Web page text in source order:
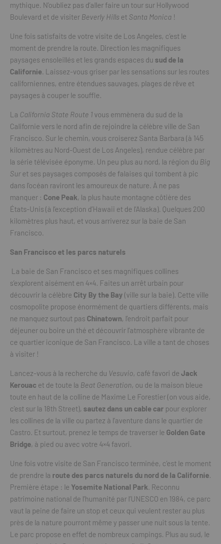
mythique. N’oubliez pas d’aller faire un tour sur Hollywood
Boulevard et de visiter Beverly Hills et Santa Monica !
Une fois satisfaits de votre visite de Los Angeles, c’est le
moment de prendre la route. Direction les magnifiques
paysages ensoleillés et les grands espaces du sud de la
Californie. Laissez-vous griser par les sensations sur les routes
californiennes, entre étendues sauvages, plages de rêve et
paysages à couper le souffle.
La California State Route 1 vous emmènera du sud de la
Californie vers le nord afin de rejoindre la célèbre ville de San
Francisco. Sur le chemin, vous croiserez Santa Barbara (à 145
kilomètres au Nord-Ouest de Los Angeles), rendue célèbre par
la série télévisée éponyme. Un peu plus au nord, la région du Big
Sur et ses paysages composés de falaises qui tombent à pic
dans l’océan raviront les amoureux de nature. À ne pas
manquer : Cone Peak, la plus haute montagne côtière des
États-Unis (à l’exception d’Hawaii et de l’Alaska). Quelques 200
kilomètres plus haut, et vous arriverez sur la baie de San
Francisco.
San Francisco et les parcs naturels
La baie de San Francisco et ses magnifiques collines
s’explorent aisément en 4×4. Faites un arrêt urbain pour
découvrir la célèbre City By the Bay (ville sur la baie). Cette ville
cosmopolite propose énormément de quartiers différents, mais
ne manquez surtout pas Chinatown, l’endroit parfait pour
déjeuner ou boire un thé et découvrir l’atmosphère vibrante de
ce quartier iconique de San Francisco. La ville a tant de choses
à visiter !
Lancez-vous à la recherche du Vesuvio, café favori de Jack
Kerouac et de toute la Beat Generation, ou de la maison bleue
toute en haut de la colline de Maxime Le Forestier (on vous aide,
c’est sur la 18th Street), sautez dans un cable car pour explorer
les collines de la ville ou partez à l’aventure dans le quartier de
Castro. Et surtout, prenez le temps de traverser le Golden Gate
Bridge, à pied ou avec votre 4×4 favori.
Une fois votre visite de San Francisco terminée, c’est le moment
de prendre la route des parcs naturels du nord de la Californie.
Première étape : le Yosemite National Park. Reconnu
patrimoine national de l’humanité par l’UNESCO en 1984, ce parc
vaut la peine de faire un stop et ceux qui veulent rester au plus
près de la nature pourront même y passer une nuit sous la tente.
Le parc propose en effet de nombreux campings. Plus au sud, le